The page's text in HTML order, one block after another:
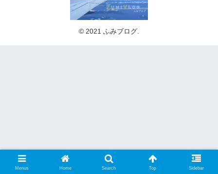
© 2021 ふみブログ.
Menus Home Search Top Sidebar